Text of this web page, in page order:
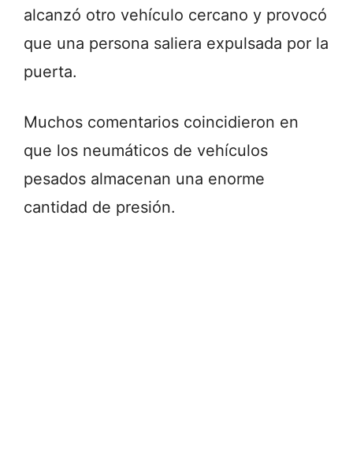
alcanzó otro vehículo cercano y provocó
que una persona saliera expulsada por la
puerta.
Muchos comentarios coincidieron en
que los neumáticos de vehículos
pesados almacenan una enorme
cantidad de presión.